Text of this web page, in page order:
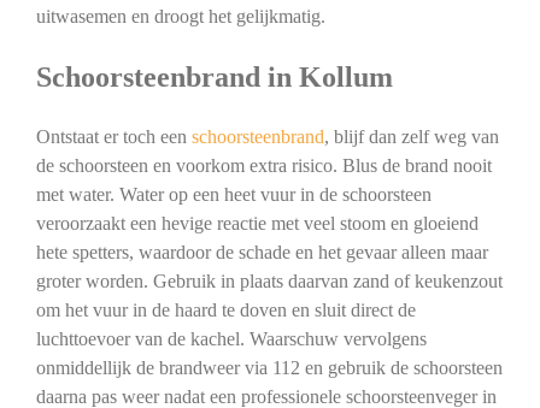
uitwasemen en droogt het gelijkmatig.
Schoorsteenbrand in Kollum
Ontstaat er toch een schoorsteenbrand, blijf dan zelf weg van
de schoorsteen en voorkom extra risico. Blus de brand nooit
met water. Water op een heet vuur in de schoorsteen
veroorzaakt een hevige reactie met veel stoom en gloeiend
hete spetters, waardoor de schade en het gevaar alleen maar
groter worden. Gebruik in plaats daarvan zand of keukenzout
om het vuur in de haard te doven en sluit direct de
luchttoevoer van de kachel. Waarschuw vervolgens
onmiddellijk de brandweer via 112 en gebruik de schoorsteen
daarna pas weer nadat een professionele schoorsteenveger in